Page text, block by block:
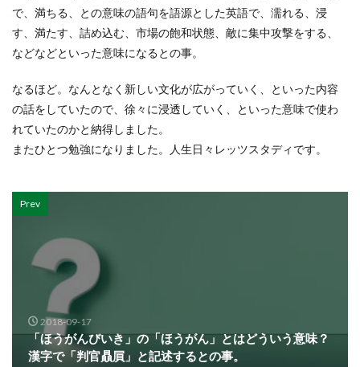
で、満ちる、との意味の語句を語源とした英語で、濡れる、浸
す、満たす、詰め込む、市場の飽和状態、敵に集中攻撃をする、
などなどといった意味になるとの事。
なるほど。なんとなく新しい文化が広がっていく、といった内容
の話をしていたので、徐々に浸透していく、といった意味で使わ
れていたのかと納得しました。
またひとつ勉強になりました。人生日々レッツスタディです。
Prev
2018-09-17
「ほうがんびいき」の「ほうがん」とはどういう意味？
漢字で「判官贔屓」と記述するとの事。